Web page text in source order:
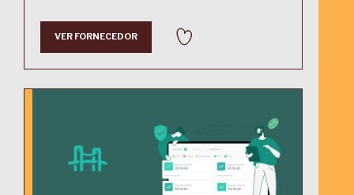
VER FORNECEDOR